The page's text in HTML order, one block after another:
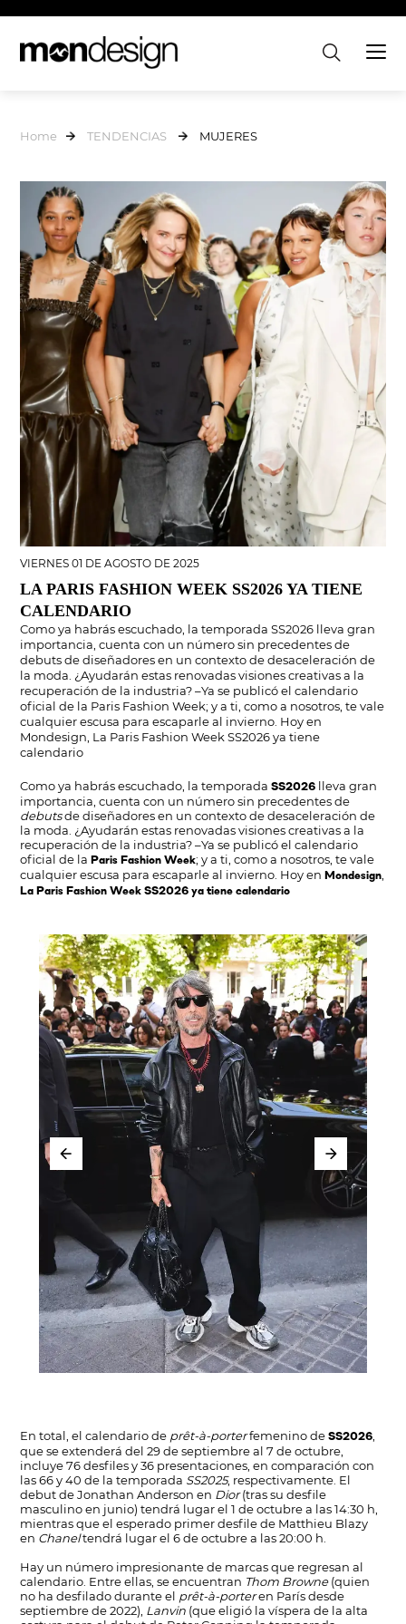
Home TENDENCIAS MUJERES
VIERNES 01 DE AGOSTO DE 2025
LA PARIS FASHION WEEK SS2026 YA TIENE
CALENDARIO
Como ya habrás escuchado, la temporada SS2026 lleva gran
importancia, cuenta con un número sin precedentes de
debuts de diseñadores en un contexto de desaceleración de
la moda. ¿Ayudarán estas renovadas visiones creativas a la
recuperación de la industria? –Ya se publicó el calendario
oficial de la Paris Fashion Week; y a ti, como a nosotros, te vale
cualquier escusa para escaparle al invierno. Hoy en
Mondesign, La Paris Fashion Week SS2026 ya tiene
calendario
Como ya habrás escuchado, la temporadaSS2026 lleva gran
importancia, cuenta con un número sin precedentes de
debutsde diseñadores en un contexto de desaceleración de
la moda. ¿Ayudarán estas renovadas visiones creativas a la
recuperación de la industria? –Ya se publicó el calendario
oficial de laParis Fashion Week; y a ti, como a nosotros, te vale
cualquier escusa para escaparle al invierno. Hoy enMondesign
La Paris Fashion Week SS2026 ya tiene calendario
En total, el calendario de prêt-à-porterfemenino deSS2026
que se extenderá del 29 de septiembre al 7 de octubre,
incluye 76 desfiles y 36 presentaciones, en comparación con
las 66 y 40 de la temporada SS2025, respectivamente. El
debut de Jonathan Anderson en Dior(tras su desfile
masculino en junio) tendrá lugar el 1 de octubre a las 14:30 h,
mientras que el esperado primer desfile de Matthieu Blazy
en Chaneltendrá lugar el 6 de octubre a las 20:00 h.
Hay un número impresionante de marcas que regresan al
calendario. Entre ellas, se encuentran Thom Browne(quien
no ha desfilado durante el prêt-à-porteren París desde
septiembre de 2022), Lanvin (que eligió la víspera de la alta